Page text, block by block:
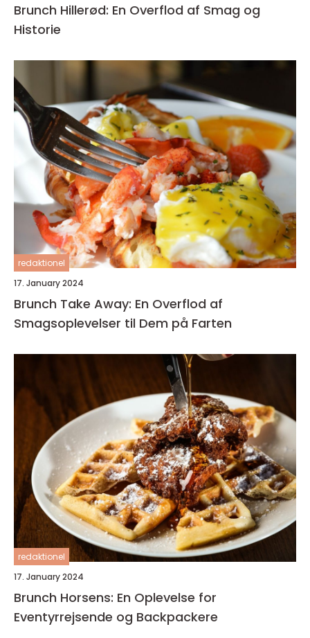
Brunch Hillerød: En Overflod af Smag og
Historie
redaktionel
17. January 2024
Brunch Take Away: En Overflod af
Smagsoplevelser til Dem på Farten
redaktionel
17. January 2024
Brunch Horsens: En Oplevelse for
Eventyrrejsende og Backpackere